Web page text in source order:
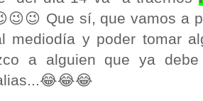
Que sí, que vamos a
mediodía y poder tomar
a alguien que ya